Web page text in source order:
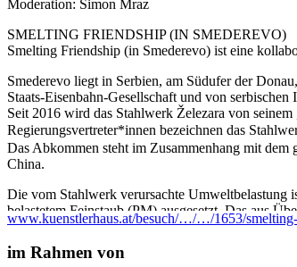
Moderation: Simon Mraz
SMELTING FRIENDSHIP (IN SMEDEREVO)
Smelting Friendship (in Smederevo) ist eine
Smederevo liegt in Serbien, am Südufer der
Staats-Eisenbahn-Gesellschaft und von
Seit 2016 wird das Stahlwerk Železara von
Regierungsvertreter*innen bezeichnen das
Das Abkommen steht im Zusammenhang mit
China.
Die vom Stahlwerk verursachte Umweltbelastung
belastetem Feinstaub (PM) ausgesetzt. Das aus
Donau verschifft, der anfallende giftige
Ganze Familien sind finanziell von der Existenz
vollkommen ungeschützt ausgesetzt.
www.kuenstlerhaus.at/besuch/…/…/1653/
im Rahmen von